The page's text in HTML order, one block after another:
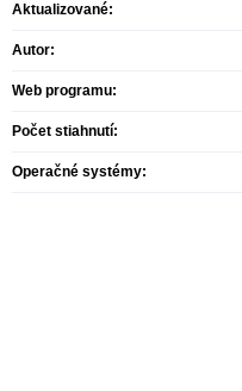
Aktualizované:
Autor:
Web programu:
Počet stiahnutí:
Operačné systémy: